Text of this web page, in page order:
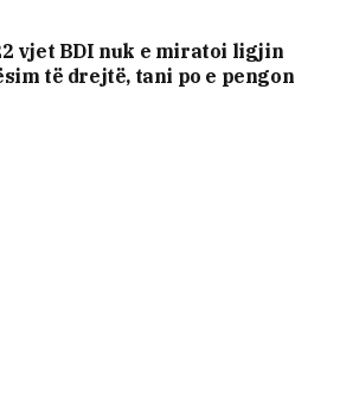
vjet BDI nuk e miratoi ligjin
të drejtë, tani po e pengon